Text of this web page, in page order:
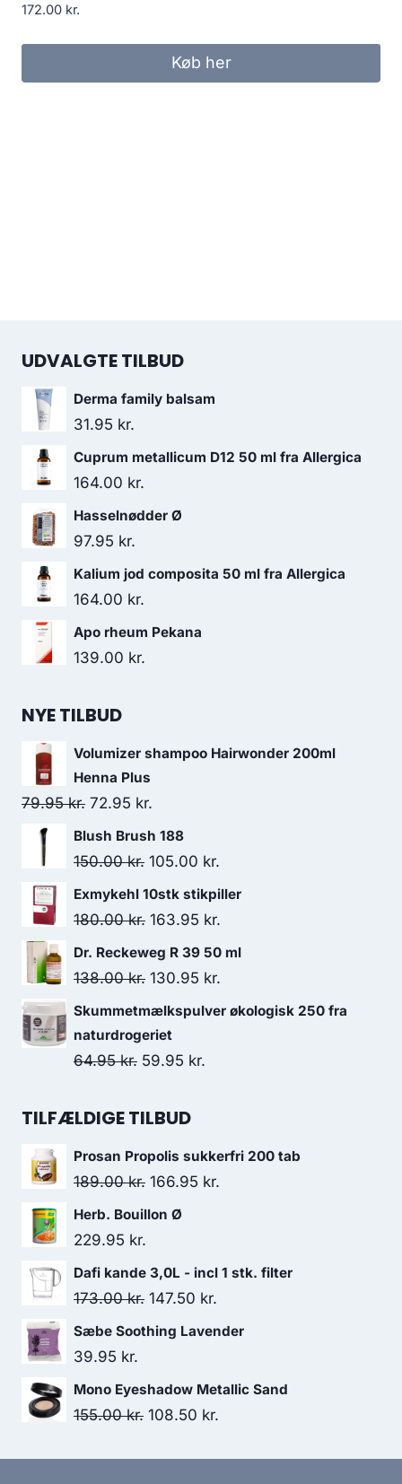
172.00 kr.
Køb her
UDVALGTE TILBUD
Derma family balsam
31.95 kr.
Cuprum metallicum D12 50 ml fra Allergica
164.00 kr.
Hasselnødder Ø
97.95 kr.
Kalium jod composita 50 ml fra Allergica
164.00 kr.
Apo rheum Pekana
139.00 kr.
NYE TILBUD
Volumizer shampoo Hairwonder 200ml
Henna Plus
79.95kr. Den
oprindelige
pris
79.95 kr..
72.95 kr.
aktuelle
pris
72.95 kr..
Blush Brush 188
150.00kr. Den
oprindelige
pris
150.00 kr..
105.00 kr.
aktuelle
Exmykehl 10stk stikpiller
180.00kr. Den
oprindelige
pris
180.00 kr..
163.95 kr.
aktuelle
Dr. Reckeweg R 39 50 ml
138.00kr. Den
oprindelige
pris
var:
130.95 kr.
aktuelle
Skummetmælkspulver økologisk 250 fra
naturdrogeriet
64.95kr. Den
pris
64.95 kr..
59.95 kr.
59.95 kr..
TILFÆLDIGE TILBUD
Prosan Propolis sukkerfri 200 tab
189.00kr. Den
oprindelige
189.00 kr..
166.95 kr.
Herb. Bouillon Ø
229.95 kr.
Dafi kande 3,0L - incl 1 stk. filter
173.00kr. Den
oprindelige
173.00 kr..
147.50 kr.
aktuelle
Sæbe Soothing Lavender
39.95 kr.
Mono Eyeshadow Metallic Sand
155.00kr. Den
108.50 kr.